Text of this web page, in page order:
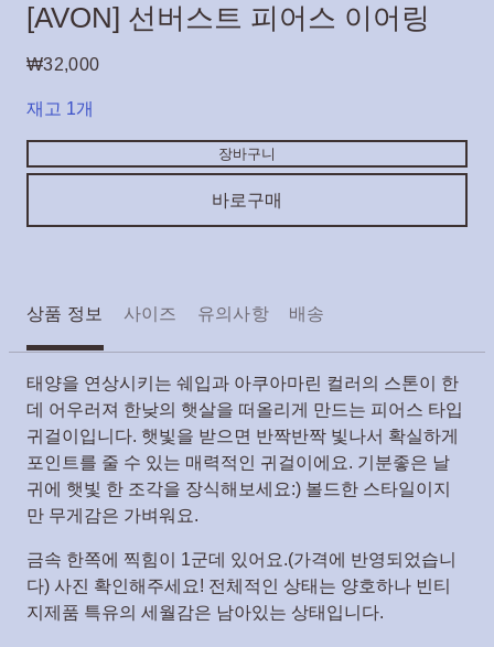
[AVON] 선버스트 피어스 이어링
₩32,000
재고 1개
장바구니
바로구매
상품 정보 사이즈 유의사항 배송
태양을 연상시키는 쉐입과 아쿠아마린 컬러의 스톤이 한
데 어우러져 한낮의 햇살을 떠올리게 만드는 피어스 타입
귀걸이입니다. 햇빛을 받으면 반짝반짝 빛나서 확실하게
포인트를 줄 수 있는 매력적인 귀걸이에요. 기분좋은 날
귀에 햇빛 한 조각을 장식해보세요:) 볼드한 스타일이지
만 무게감은 가벼워요.
금속 한쪽에 찍힘이 1군데 있어요.(가격에 반영되었습니
다) 사진 확인해주세요! 전체적인 상태는 양호하나 빈티
지제품 특유의 세월감은 남아있는 상태입니다.